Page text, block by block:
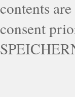
contents
consent